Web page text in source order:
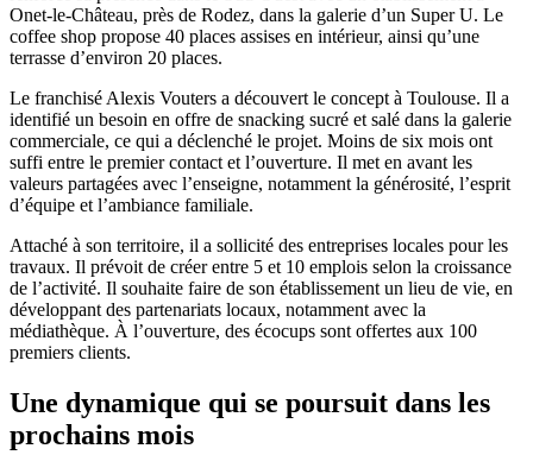
Onet-le-Château, près de Rodez, dans la galerie d’un Super U. Le
coffee shop propose 40 places assises en intérieur, ainsi qu’une
terrasse d’environ 20 places.
Le franchisé Alexis Vouters a découvert le concept à Toulouse. Il a
identifié un besoin en offre de snacking sucré et salé dans la galerie
commerciale, ce qui a déclenché le projet. Moins de six mois ont
suffi entre le premier contact et l’ouverture. Il met en avant les
valeurs partagées avec l’enseigne, notamment la générosité, l’esprit
d’équipe et l’ambiance familiale.
Attaché à son territoire, il a sollicité des entreprises locales pour les
travaux. Il prévoit de créer entre 5 et 10 emplois selon la croissance
de l’activité. Il souhaite faire de son établissement un lieu de vie, en
développant des partenariats locaux, notamment avec la
médiathèque. À l’ouverture, des écocups sont offertes aux 100
premiers clients.
Une dynamique qui se poursuit dans les
prochains mois